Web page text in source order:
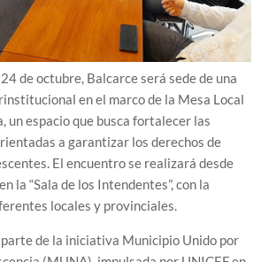
de octubre, Balcarce será sede de una
en el marco de la Mesa Local
un espacio que busca fortalecer las
a garantizar los derechos de
El encuentro se realizará desde
la “Sala de los Intendentes”, con la
locales y provinciales.
de la iniciativa Municipio Unido por